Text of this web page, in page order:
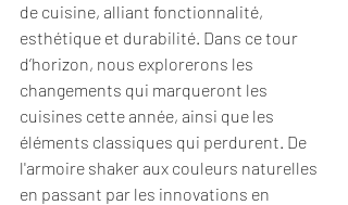
de cuisine, alliant fonctionnalité,
esthétique et durabilité. Dans ce tour
d’horizon, nous explorerons les
changements qui marqueront les
cuisines cette année, ainsi que les
éléments classiques qui perdurent. De
l'armoire shaker aux couleurs naturelles
en passant par les innovations en